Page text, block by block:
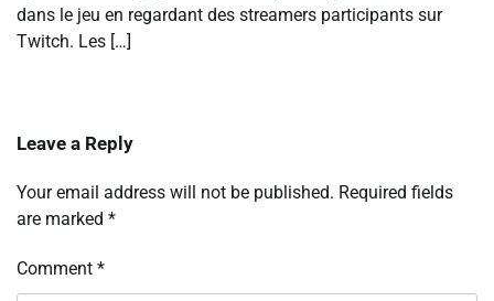
dans le jeu en regardant des streamers participants sur
Twitch. Les […]
Leave a Reply
Your email address will not be published. Required fields
are marked *
Comment *